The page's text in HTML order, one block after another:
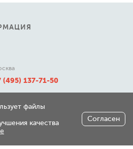
(495) 137-71-50
файлы
качества
Согласен